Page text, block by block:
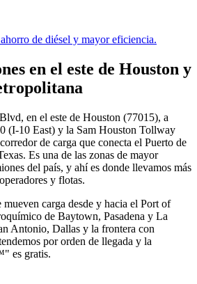
de diésel y mayor eficiencia.
en el este de Houston y
en el este de Houston (77015), a
(I-10 East) y la Sam Houston Tollway
de carga que conecta el Puerto de
Es una de las zonas de mayor
del país, y ahí es donde llevamos más
y flotas.
carga desde y hacia el Port of
de Baytown, Pasadena y La
Antonio, Dallas y la frontera con
por orden de llegada y la
es gratis.